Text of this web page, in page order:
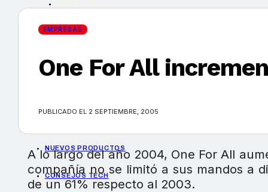
INICIO
NUEVOS PRODUCTOS
CONSEJOS TECH
EMPRESAS
One For All
PUBLICADO EL 2 SEPTIEMBRE, 2005
A lo largo del año 2004, One For All
compañía no se limitó a sus mandos a
de un 61% respecto al 2003.